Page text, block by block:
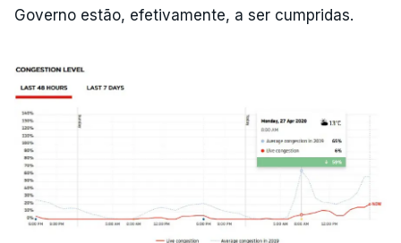
Governo estão, efetivamente, a ser cumpridas.